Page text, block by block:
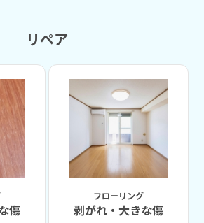
リペア
傷
フローリング
剥がれ・大きな傷